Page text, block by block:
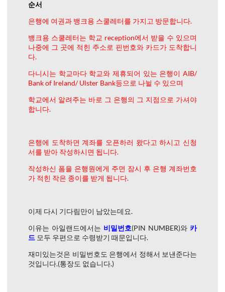
순서
은행에 여권과 뱅크용 스쿨레터를 가지고 방문합니다.
뱅크용 스쿨레터는 학교 reception에서 받을 수 있으며
나중에 그 곳에 적힌 주소로 핀번호와 카드가 도착합니
다.
다니시는 학교마다 학교와 제휴되어 있는 은행이 AIB/
Bank of Ireland/ Ulster Bank등으로 나뉠 수 있으며
학교에서 알려주는 바로 그 은행의 그 지점으로 가셔야
합니다.
은행에 도착하면 계좌를 오픈하러 왔다고 하시고 신청
서를 받아 작성하시면 됩니다.
작성하신 폼을 은행원에게 주면 잠시 후 은행 계좌번호
가 적힌 작은 종이를 받게 됩니다.
이제 다시 기다림만이 남았는데요.
이유는 아일랜드에서는 비밀번호(PIN NUMBER)와 카
드 모두 우편으로 수령받기 때문입니다.
재미있는것은 비밀번호도 은행에서 정해서 보낸준다는
것입니다.(통장도 없습니다.)